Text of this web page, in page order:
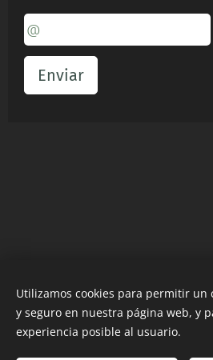
Enviar
Email:
Telefon/WhatsApp
Utilizamos cookies para permitir
y seguro en nuestra página web, y
experiencia posible al usuario.